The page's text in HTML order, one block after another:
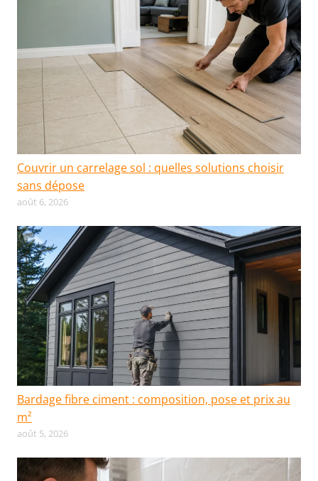
Couvrir un carrelage sol : quelles solutions choisir
sans dépose
août 6, 2026
Bardage fibre ciment : composition, pose et prix au
m²
août 5, 2026